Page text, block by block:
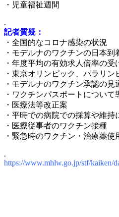
・児童福祉週間
.
記者質疑：
・全国的なコロナ感染の状況
・モデルナのワクチンの日本到
・年度平均の有効求人倍率の
・東京オリンピック、パラリン
・モデルナのワクチン承認の見
・ワクチンパスポートについて
・医療法等改正案
・平時での病院での採算や維
・医療従事者のワクチン接種
・緊急時のワクチン・治療薬使
.
https://www.mhlw.go.jp/stf/kaiken/